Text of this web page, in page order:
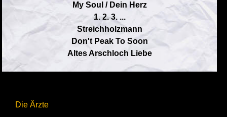
Die Ärzte
My Soul / Dein Herz
1. 2. 3. ...
Streichholzmann
Don't Peak To Soon
Altes Arschloch Liebe